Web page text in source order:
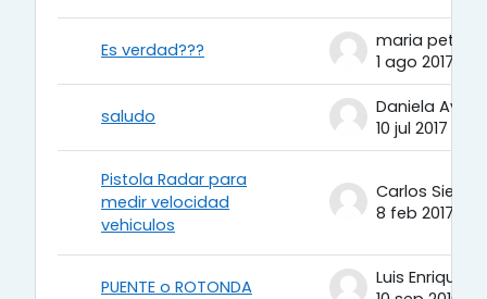
Es verdad???
maria petit
1 ago 2017
saludo
Daniela Avila
10 jul 2017
Pistola Radar para
medir velocidad
vehiculos
Carlos Sierra
8 feb 2017
PUENTE o ROTONDA